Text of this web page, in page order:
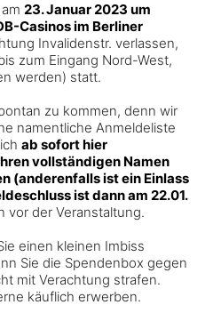
23. Januar 2023 um
Casinos im Berliner
Invalidenstr. verlassen,
zum Eingang Nord-West,
werden) statt.
zu kommen, denn wir
namentliche Anmeldeliste
ab sofort hier
vollständigen Namen
(anderenfalls ist ein Einlass
ist dann am 22.01.
vor der Veranstaltung.
einen kleinen Imbiss
Sie die Spendenbox gegen
mit Verachtung strafen.
käuflich erwerben.